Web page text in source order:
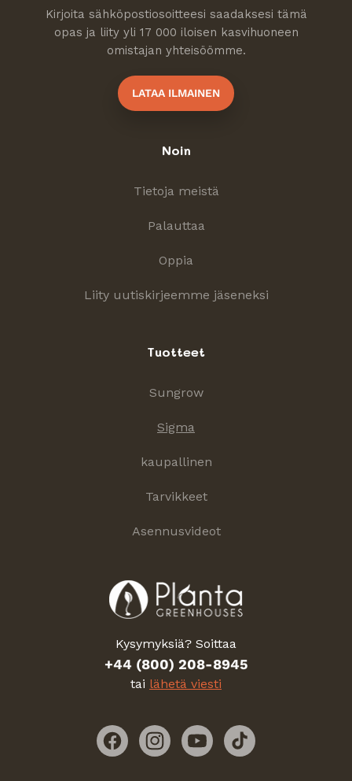
Kirjoita sähköpostiosoitteesi saadaksesi tämä
opas ja liity yli 17 000 iloisen kasvihuoneen
omistajan yhteisöömme.
LATAA ILMAINEN
Noin
Tietoja meistä
Palauttaa
Oppia
Liity uutiskirjeemme jäseneksi
Tuotteet
Sungrow
Sigma
kaupallinen
Tarvikkeet
Asennusvideot
Kysymyksiä? Soittaa
+44 (800) 208-8945
tai lähetä viesti
FacebookInstagramYouTubeTikTok